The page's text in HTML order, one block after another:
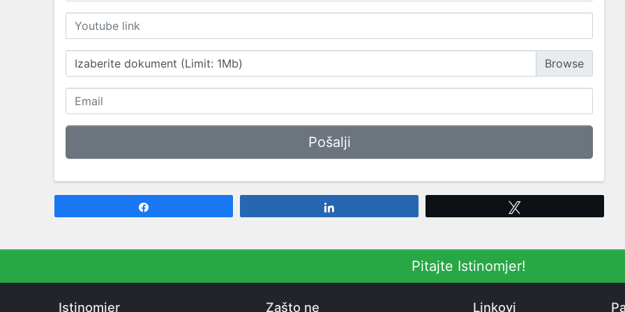
Izaberite dokument (Limit: 1Mb)
Pitajte Istinomjer!
Istinomjer Zašto ne Linkovi